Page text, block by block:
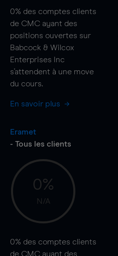
0% des comptes clients
de CMC ayant des
positions ouvertes sur
Babcock & Wilcox
Enterprises Inc
s'attendent à une move
du cours.
En savoir plus
Eramet
- Tous les clients
0%
N/A
0% des comptes clients
de CMC ayant des